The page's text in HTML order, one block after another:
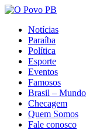
Notícias
Paraíba
Política
Esporte
Eventos
Famosos
Brasil – Mundo
Checagem
Quem Somos
Fale conosco